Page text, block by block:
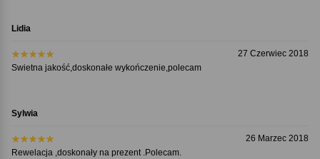
Lidia
27 Czerwiec 2018
Swietna jakość,doskonałe wykończenie,polecam
Sylwia
26 Marzec 2018
Rewelacja ,doskonały na prezent .Polecam.